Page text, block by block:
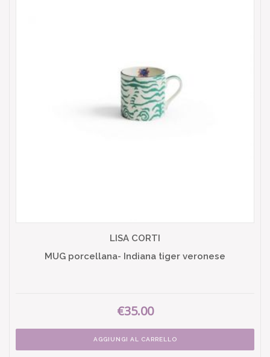
LISA CORTI
MUG porcellana- Indiana tiger veronese
€35.00
AGGIUNGI AL CARRELLO